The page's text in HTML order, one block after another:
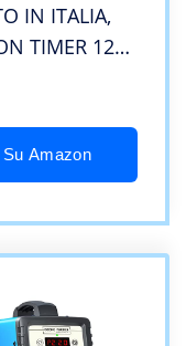
IN ITALIA,
TIMER 120
Amazon